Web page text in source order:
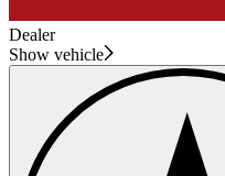
Dealer
Show vehicle